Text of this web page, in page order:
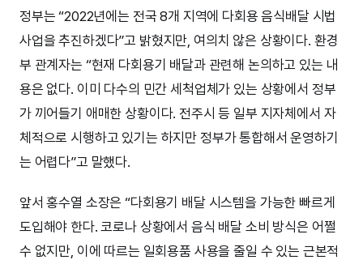
정부는 “2022년에는 전국 8개 지역에 다회용 음식배달 시법
사업을 추진하겠다”고 밝혔지만, 여의치 않은 상황이다. 환경
부 관계자는 “현재 다회용기 배달과 관련해 논의하고 있는 내
용은 없다. 이미 다수의 민간 세척업체가 있는 상황에서 정부
가 끼어들기 애매한 상황이다. 전주시 등 일부 지자체에서 자
체적으로 시행하고 있기는 하지만 정부가 통합해서 운영하기
는 어렵다”고 말했다.
앞서 홍수열 소장은 “다회용기 배달 시스템을 가능한 빠르게
도입해야 한다. 코로나 상황에서 음식 배달 소비 방식은 어쩔
수 없지만, 이에 따르는 일회용품 사용을 줄일 수 있는 근본적